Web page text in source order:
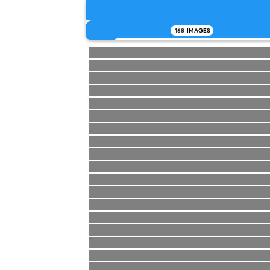
168 IMAGES